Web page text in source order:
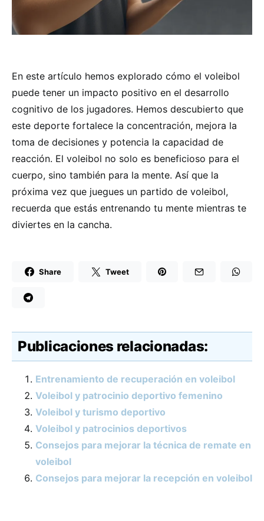
En este artículo hemos explorado cómo el voleibol
puede tener un impacto positivo en el desarrollo
cognitivo de los jugadores. Hemos descubierto que
este deporte fortalece la concentración, mejora la
toma de decisiones y potencia la capacidad de
reacción. El voleibol no solo es beneficioso para el
cuerpo, sino también para la mente. Así que la
próxima vez que juegues un partido de voleibol,
recuerda que estás entrenando tu mente mientras te
diviertes en la cancha.
Share Tweet
Publicaciones relacionadas:
Entrenamiento de recuperación en voleibol
Voleibol y patrocinio deportivo femenino
Voleibol y turismo deportivo
Voleibol y patrocinios deportivos
Consejos para mejorar la técnica de remate en
voleibol
Consejos para mejorar la recepción en voleibol